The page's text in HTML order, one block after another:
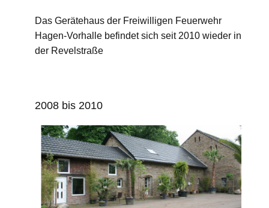
Das Gerätehaus der Freiwilligen Feuerwehr
Hagen-Vorhalle befindet sich seit 2010 wieder in
der Revelstraße
2008 bis 2010